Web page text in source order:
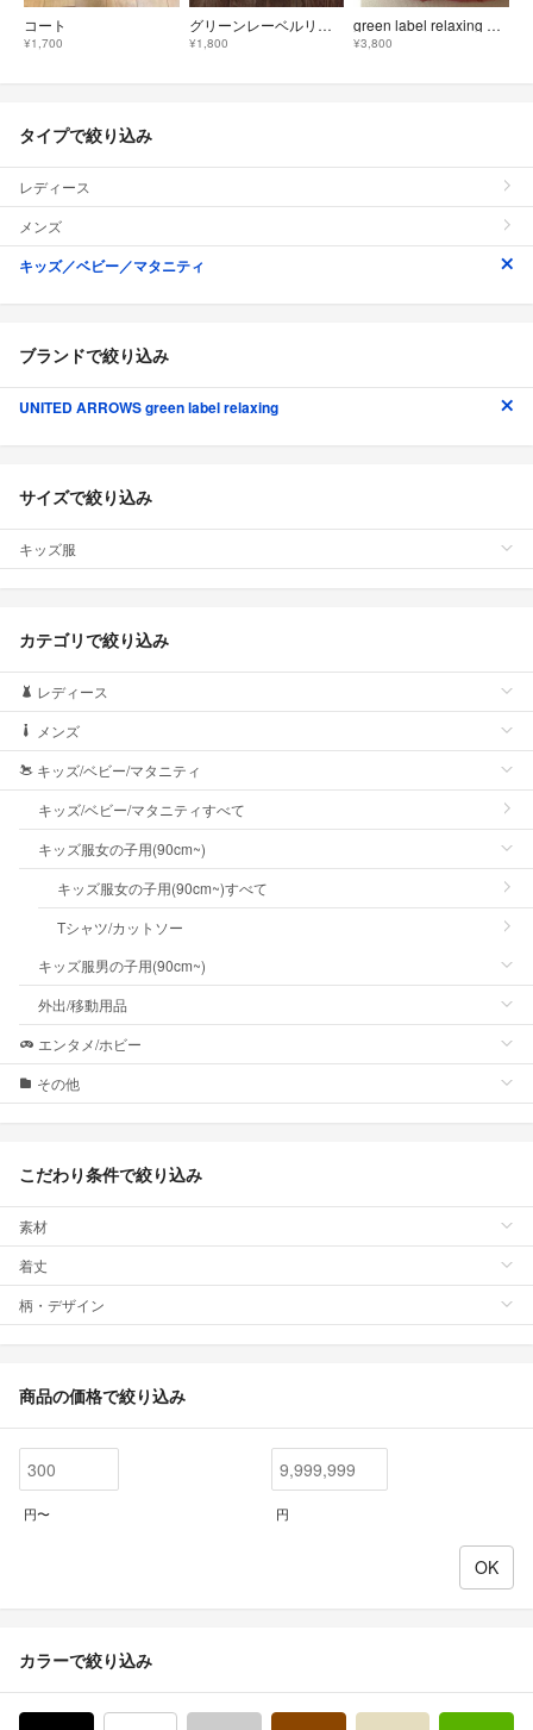
コート
¥1,700
グリーンレーベルリラクシング ダッフルコート 125
¥1,800
green label relaxing キッズ アウター 135cm
¥3,800
タイプで絞り込み
レディース
メンズ
キッズ／ベビー／マタニティ
ブランドで絞り込み
UNITED ARROWS green label relaxing
サイズで絞り込み
キッズ服
カテゴリで絞り込み
レディース
メンズ
キッズ/ベビー/マタニティ
キッズ/ベビー/マタニティすべて
キッズ服女の子用(90cm~)
キッズ服女の子用(90cm~)すべて
Tシャツ/カットソー
キッズ服男の子用(90cm~)
外出/移動用品
エンタメ/ホビー
その他
こだわり条件で絞り込み
素材
着丈
柄・デザイン
商品の価格で絞り込み
円〜 円
カラーで絞り込み